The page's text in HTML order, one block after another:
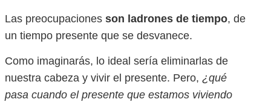
Las preocupaciones son ladrones de tiempo, de
un tiempo presente que se desvanece.
Como imaginarás, lo ideal sería eliminarlas de
nuestra cabeza y vivir el presente. Pero, ¿qué
pasa cuando el presente que estamos viviendo